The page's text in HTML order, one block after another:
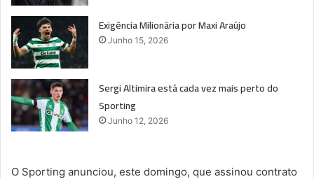
Exigência Milionária por Maxi Araújo
Junho 15, 2026
Sergi Altimira está cada vez mais perto do
Sporting
Junho 12, 2026
O Sporting anunciou, este domingo, que assinou contrato